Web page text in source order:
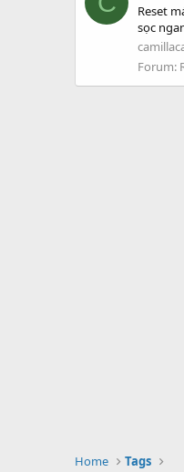
Reset
sọc
Forum:
Home Tags